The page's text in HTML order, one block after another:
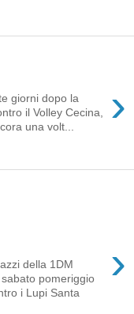
›
giorni dopo la
il Volley Cecina,
una volt...
›
della 1DM
pomeriggio
i Lupi Santa